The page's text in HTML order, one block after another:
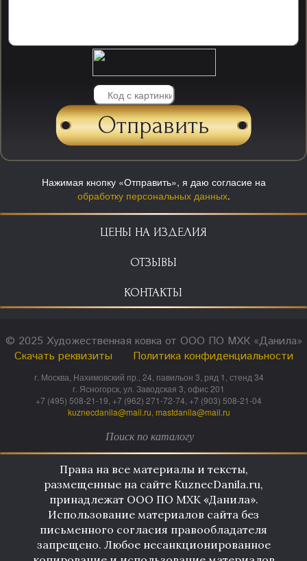
Нажимая кнопку «Отправить», я даю согласие на
обработку персональных данных.
ЦЕНЫ НА ИЗДЕЛИЯ
ОТЗЫВЫ
КОНТАКТЫ
© 2025 Художественная ковка от ООО ПО МХК «Данила»
Скачать реквизиты
Политика конфиденциальности
г. Москва, Нахимовский пр., 24, павильон 3, ряд 1, стенд 34
г. Ясногорск, ул. Заводская 3, офис 201
+7 (495) 508-21-19, +7 (962) 271-72-74, +7 (903) 508-21-04
kuznecdanila@mail.ru mastdanila@mail.ru
Права на все материалы и тексты,
размещенные на сайте KuznecDanila.ru,
принадлежат ООО ПО МХК «Данила».
Использование материалов сайта без
письменного согласия правообладателя
запрещено. Любое несанкционированное